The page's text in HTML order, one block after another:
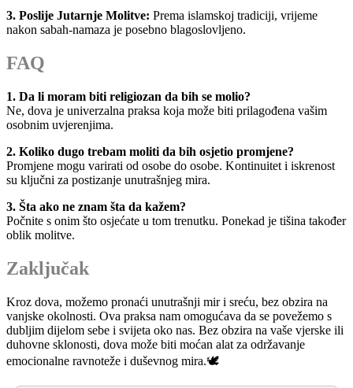
3. Poslije Jutarnje Molitve: Prema islamskoj tradiciji, vrijeme
nakon sabah-namaza je posebno blagoslovljeno.
FAQ
1. Da li moram biti religiozan da bih se molio?
Ne, dova je univerzalna praksa koja može biti prilagođena vašim
osobnim uvjerenjima.
2. Koliko dugo trebam moliti da bih osjetio promjene?
Promjene mogu varirati od osobe do osobe. Kontinuitet i iskrenost
su ključni za postizanje unutrašnjeg mira.
3. Šta ako ne znam šta da kažem?
Počnite s onim što osjećate u tom trenutku. Ponekad je tišina također
oblik molitve.
Zaključak
Kroz dova, možemo pronaći unutrašnji mir i sreću, bez obzira na
vanjske okolnosti. Ova praksa nam omogućava da se povežemo s
dubljim dijelom sebe i svijeta oko nas. Bez obzira na vaše vjerske ili
duhovne sklonosti, dova može biti moćan alat za održavanje
emocionalne ravnoteže i duševnog mira.🕊️